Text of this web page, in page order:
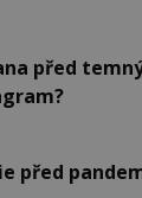
před
před